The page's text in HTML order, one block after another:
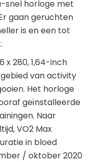
snel horloge met
gaan geruchten
is en een tot
x 280, 1,64-inch
van activity
Het horloge
geïnstalleerde
Naar
VO2 Max
in bloed
/ oktober 2020